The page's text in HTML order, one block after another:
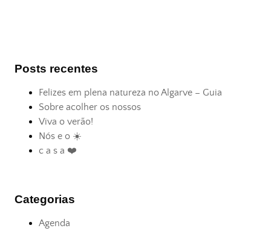
Posts recentes
Felizes em plena natureza no Algarve – Guia
Sobre acolher os nossos
Viva o verão!
Nós e o ☀️
c a s a ❤️
Categorias
Agenda